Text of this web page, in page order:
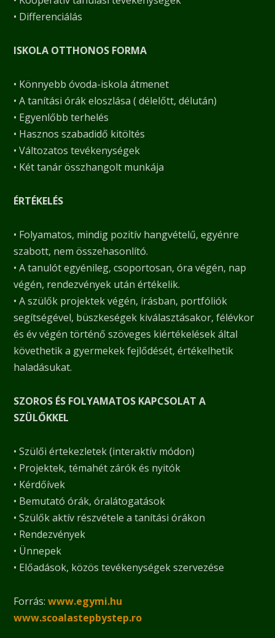
• Differenciálás
ISKOLA OTTHONOS FORMA
• Könnyebb óvoda-iskola átmenet
• A tanítási órák eloszlása ( délelőtt, délután)
• Egyenlőbb terhelés
• Hasznos szabadidő kitöltés
• Változatos tevékenységek
• Két tanár összhangolt munkája
ÉRTÉKELÉS
• Folyamatos, mindig pozitív hangvételű, egyénre
szabott, nem összehasonlító.
• A tanulót egyénileg, csoportosan, óra végén, nap
végén, rendezvények után értékelik.
• A szülők projektek végén, írásban, portfóliók
segítségével, büszkeségek kiválasztásakor, félévkor
és év végén történő szöveges kiértékelések által
követhetik a gyermekek fejlődését, értékelhetik
haladásukat.
SZOROS ÉS FOLYAMATOS KAPCSOLAT A
SZÜLŐKKEL
• Szülői értekezletek (interaktív módon)
• Projektek, témahét zárók és nyitók
• Kérdőívek
• Bemutató órák, óralátogatások
• Szülők aktív részvétele a tanítási órákon
• Rendezvények
• Ünnepek
• Előadások, közös tevékenységek szervezése
Forrás: www.egymi.hu
www.scoalastepbystep.ro